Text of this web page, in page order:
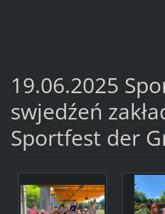
19.06.2025
swjedźeń
Sportfest der